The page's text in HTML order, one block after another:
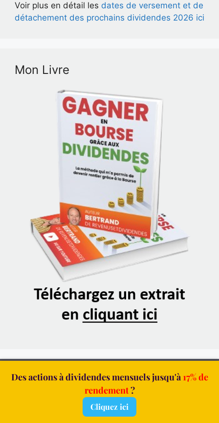
Voir plus en détail les dates de versement et de
détachement des prochains dividendes 2026 ici
Mon Livre
Contactez-moi-Mes Formations - Qui suis-je ?-
Confidentialité
© RevenusEtDividendes.com
Des actions à dividendes mensuels jusqu'à 17% de
rendement?
Cliquez ici